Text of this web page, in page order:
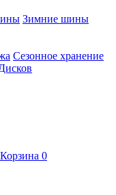
Зимние шины
Сезонное хранение
Корзина 0